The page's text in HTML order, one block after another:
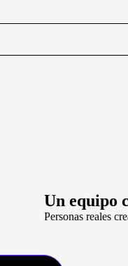
Un equipo
Personas reales